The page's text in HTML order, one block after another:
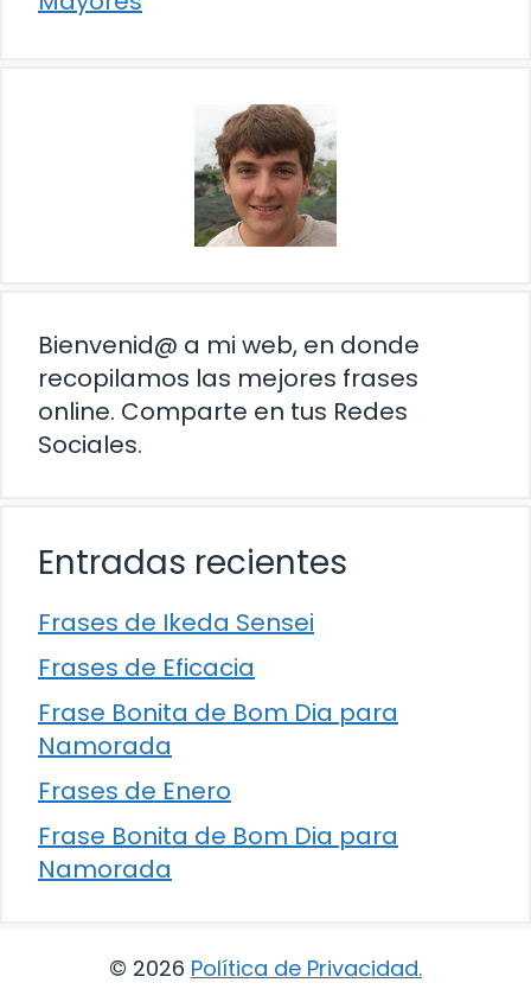
Bienvenid@ a mi web, en donde
recopilamos las mejores frases
online. Comparte en tus Redes
Sociales.
Entradas recientes
Frases de Ikeda Sensei
Frases de Eficacia
Frase Bonita de Bom Dia para
Namorada
Frases de Enero
Frase Bonita de Bom Dia para
Namorada
© 2026 Política de Privacidad.